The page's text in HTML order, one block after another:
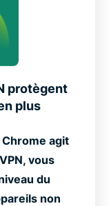
protègent
plus
Chrome agit
vous
du
non